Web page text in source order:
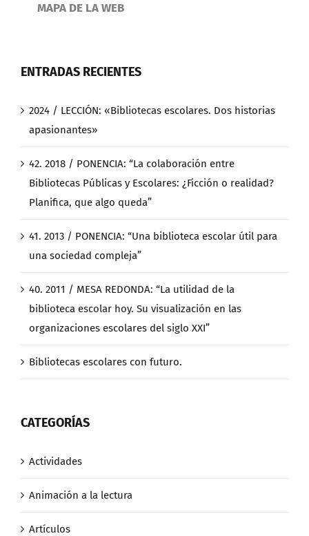
MAPA DE LA WEB
ENTRADAS RECIENTES
2024 / LECCIÓN: «Bibliotecas escolares. Dos historias
apasionantes»
42. 2018 / PONENCIA: “La colaboración entre
Bibliotecas Públicas y Escolares: ¿Ficción o realidad?
Planifica, que algo queda”
41. 2013 / PONENCIA: “Una biblioteca escolar útil para
una sociedad compleja”
40. 2011 / MESA REDONDA: “La utilidad de la
biblioteca escolar hoy. Su visualización en las
organizaciones escolares del siglo XXI”
Bibliotecas escolares con futuro.
CATEGORÍAS
Actividades
Animación a la lectura
Artículos